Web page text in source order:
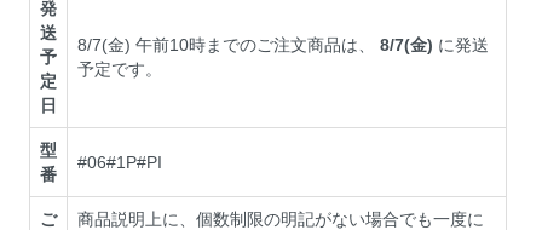
発
送
予
定
日
8/7(金) 午前10時までのご注文商品は、8/7(金) に発送
予定です。
型
番
#06#1P#PI
ご
商品説明上に、個数制限の明記がない場合でも一度に